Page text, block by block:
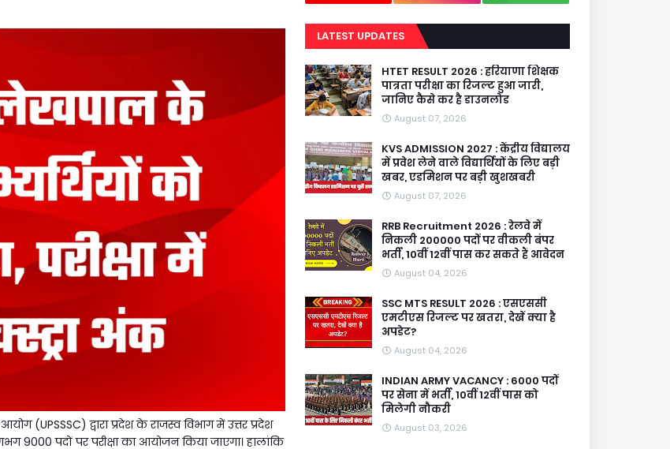
(UPSSSC) द्वारा प्रदेश के राजस्व विभाग में उत्तर प्रदेश
9000 पदों पर परीक्षा का आयोजन किया जाएगा। हालांकि
LATEST UPDATES
HTET RESULT 2026 : हरियाणा शिक्षक
पात्रता परीक्षा का रिजल्ट हुआ जारी,
जानिए कैसे कर है डाउनलोड
August 07, 2026
KVS ADMISSION 2027 : केंद्रीय विद्यालय
में प्रवेश लेने वाले विद्यार्थियों के लिए बड़ी
खबर, एडमिशन पर बड़ी खुशखबरी
August 07, 2026
RRB Recruitment 2026 : रेलवे में
निकली 200000 पदों पर वीकली बंपर
भर्ती, 10वीं 12वीं पास कर सकते हैं आवेदन
August 04, 2026
SSC MTS RESULT 2026 : एसएससी
एमटीएस रिजल्ट पर खतरा, देखें क्या है
अपडेट?
August 04, 2026
INDIAN ARMY VACANCY : 6000 पदों
पर सेना में भर्ती, 10वीं 12वीं पास को
मिलेगी नौकरी
August 03, 2026